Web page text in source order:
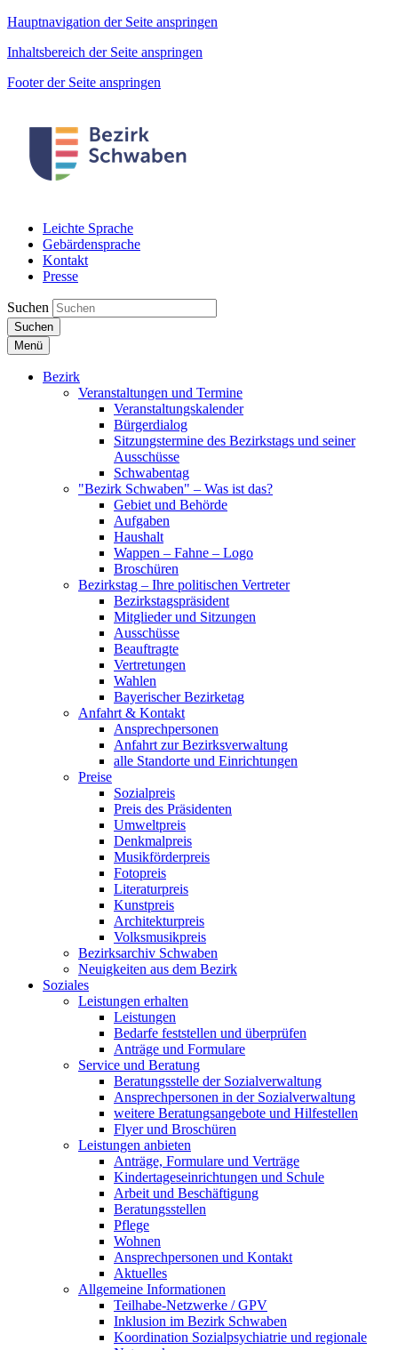
Hauptnavigation der Seite anspringen
Inhaltsbereich der Seite anspringen
Footer der Seite anspringen
Leichte Sprache
Gebärdensprache
Kontakt
Presse
Suchen
Suchen
Menü
Bezirk
Veranstaltungen und Termine
Veranstaltungskalender
Bürgerdialog
Sitzungstermine des Bezirkstags und seiner
Ausschüsse
Schwabentag
"Bezirk Schwaben" – Was ist das?
Gebiet und Behörde
Aufgaben
Haushalt
Wappen – Fahne – Logo
Broschüren
Bezirkstag – Ihre politischen Vertreter
Bezirkstagspräsident
Mitglieder und Sitzungen
Ausschüsse
Beauftragte
Vertretungen
Wahlen
Bayerischer Bezirketag
Anfahrt & Kontakt
Ansprechpersonen
Anfahrt zur Bezirksverwaltung
alle Standorte und Einrichtungen
Preise
Sozialpreis
Preis des Präsidenten
Umweltpreis
Denkmalpreis
Musikförderpreis
Fotopreis
Literaturpreis
Kunstpreis
Architekturpreis
Volksmusikpreis
Bezirksarchiv Schwaben
Neuigkeiten aus dem Bezirk
Soziales
Leistungen erhalten
Leistungen
Bedarfe feststellen und überprüfen
Anträge und Formulare
Service und Beratung
Beratungsstelle der Sozialverwaltung
Ansprechpersonen in der Sozialverwaltung
weitere Beratungsangebote und Hilfestellen
Flyer und Broschüren
Leistungen anbieten
Anträge, Formulare und Verträge
Kindertageseinrichtungen und Schule
Arbeit und Beschäftigung
Beratungsstellen
Pflege
Wohnen
Ansprechpersonen und Kontakt
Aktuelles
Allgemeine Informationen
Teilhabe-Netzwerke / GPV
Inklusion im Bezirk Schwaben
Koordination Sozialpsychiatrie und regionale